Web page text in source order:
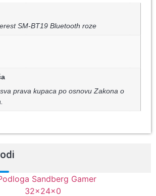
SM-BT19 Bluetooth roze
prava kupaca po osnovu Zakona o